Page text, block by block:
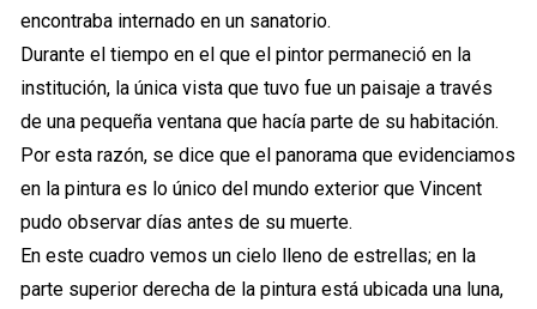
encontraba internado en un sanatorio.
Durante el tiempo en el que el pintor permaneció en la
institución, la única vista que tuvo fue un paisaje a través
de una pequeña ventana que hacía parte de su habitación.
Por esta razón, se dice que el panorama que evidenciamos
en la pintura es lo único del mundo exterior que Vincent
pudo observar días antes de su muerte.
En este cuadro vemos un cielo lleno de estrellas; en la
parte superior derecha de la pintura está ubicada una luna,